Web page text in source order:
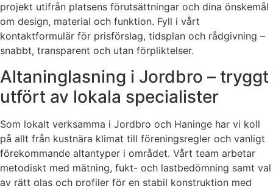
projekt utifrån platsens förutsättningar och dina önskemål
om design, material och funktion. Fyll i vårt
kontaktformulär för prisförslag, tidsplan och rådgivning –
snabbt, transparent och utan förpliktelser.
Altaninglasning i Jordbro – tryggt
utfört av lokala specialister
Som lokalt verksamma i Jordbro och Haninge har vi koll
på allt från kustnära klimat till föreningsregler och vanligt
förekommande altantyper i området. Vårt team arbetar
metodiskt med mätning, fukt- och lastbedömning samt val
av rätt glas och profiler för en stabil konstruktion med